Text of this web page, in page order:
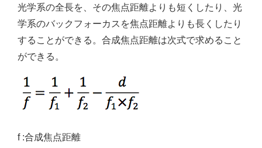
光学系の全長を、その焦点距離よりも短くしたり、光
学系のバックフォーカスを焦点距離よりも長くしたり
することができる。合成焦点距離は次式で求めること
ができる。
f :合成焦点距離